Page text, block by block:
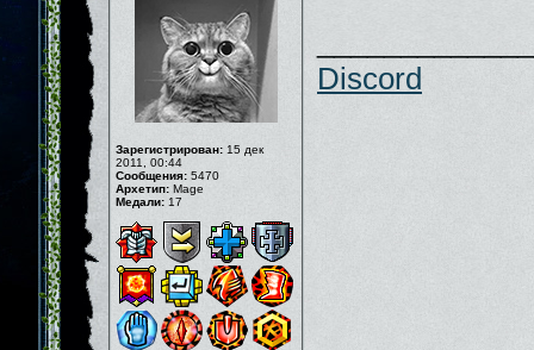
Зарегистрирован: 15 дек
2011, 00:44
Сообщения: 5470
Архетип: Mage
Медали: 17
Discord